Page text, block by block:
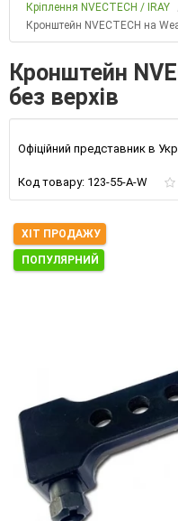
Кріплення NVECTECH / IRAY
Кронштейн NVECTECH на
Кронштейн
без верхів
Офіційний представник в
Код товару: 123-55-A-W
ХІТ ПРОДАЖУ
ПОПУЛЯРНИЙ